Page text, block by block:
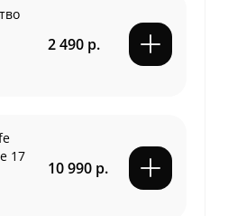
2 490 р.
17
10 990 р.